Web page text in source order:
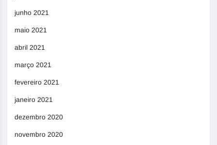
junho 2021
maio 2021
abril 2021
março 2021
fevereiro 2021
janeiro 2021
dezembro 2020
novembro 2020